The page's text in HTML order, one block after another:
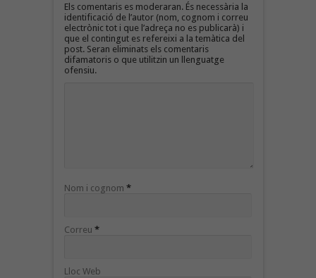
Els comentaris es moderaran. És necessària la
identificació de l’autor (nom, cognom i correu
electrònic tot i que l’adreça no es publicarà) i
que el contingut es refereixi a la temàtica del
post. Seran eliminats els comentaris
difamatoris o que utilitzin un llenguatge
ofensiu.
Nom i cognom *
Correu *
Lloc Web